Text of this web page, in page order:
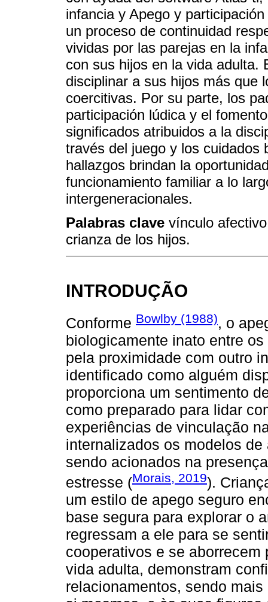
infancia y Apego y
un proceso de continuidad
vividas por las parejas en la
con sus hijos en la vida adulta.
disciplinar a sus hijos más que
coercitivas. Por su parte, los
participación lúdica y el
significados atribuidos a la
través del juego y los cuidados
hallazgos brindan la
funcionamiento familiar a lo
intergeneracionales.
Palabras clave vínculo
crianza de los hijos.
INTRODUÇÃO
Conforme Bowlby (1988), o
biologicamente inato entre
pela proximidade com outro
identificado como alguém
proporciona um sentimento
como preparado para lidar
experiências de vinculação
internalizados os modelos
sendo acionados na
estresse (Morais, 2019).
um estilo de apego seguro
base segura para explorar o
regressam a ele para se
cooperativos e se
vida adulta, demonstram
relacionamentos, sendo